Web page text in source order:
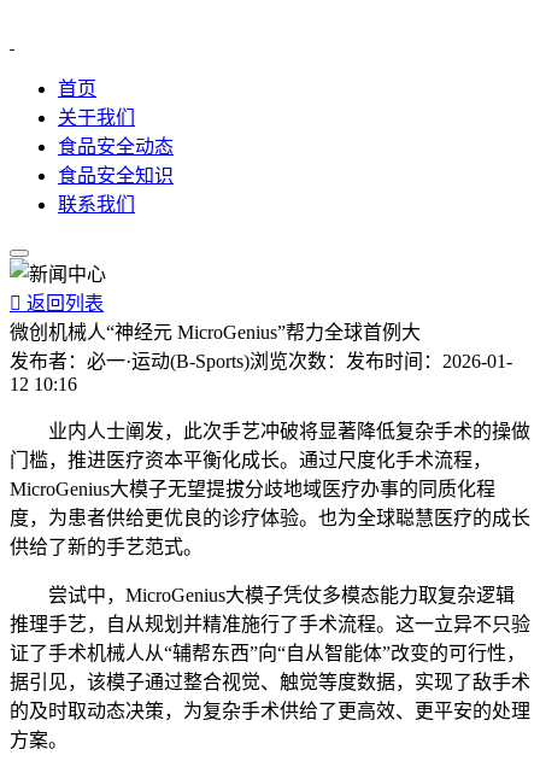
首页
关于我们
食品安全动态
食品安全知识
联系我们
 返回列表
微创机械人“神经元 MicroGenius”帮力全球首例大
发布者： 必一·运动(B-Sports)浏览次数： 发布时间： 2026-01-
12 10:16
业内人士阐发，此次手艺冲破将显著降低复杂手术的操做
门槛，推进医疗资本平衡化成长。通过尺度化手术流程，
MicroGenius大模子无望提拔分歧地域医疗办事的同质化程
度，为患者供给更优良的诊疗体验。也为全球聪慧医疗的成长
供给了新的手艺范式。
尝试中，MicroGenius大模子凭仗多模态能力取复杂逻辑
推理手艺，自从规划并精准施行了手术流程。这一立异不只验
证了手术机械人从“辅帮东西”向“自从智能体”改变的可行性，
据引见，该模子通过整合视觉、触觉等度数据，实现了敌手术
的及时取动态决策，为复杂手术供给了更高效、更平安的处理
方案。